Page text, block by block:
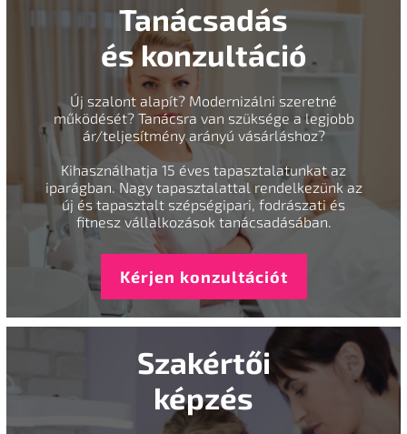
Tanácsadás
és konzultáció
Új szalont alapít? Modernizálni szeretné
működését? Tanácsra van szüksége a legjobb
ár/teljesítmény arányú vásárláshoz?
Kihasználhatja 15 éves tapasztalatunkat az
iparágban. Nagy tapasztalattal rendelkezünk az
új és tapasztalt szépségipari, fodrászati és
fitnesz vállalkozások tanácsadásában.
Kérjen konzultációt
Szakértői
képzés